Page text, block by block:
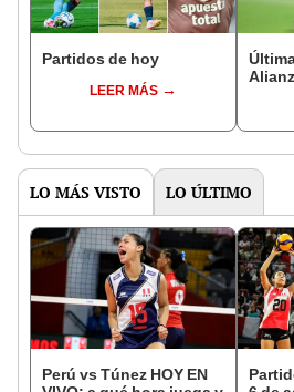
Partidos de hoy
LEER MÁS
LO MÁS VISTO LO ÚLTIMO
Perú vs Túnez HOY EN